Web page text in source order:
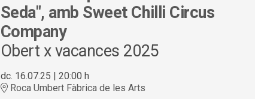
Seda", amb Sweet Chilli Circus
Company
Obert x vacances 2025
dc. 16.07.25
20:00 h
Roca Umbert Fàbrica de les Arts